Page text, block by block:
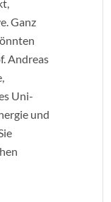
Ganz
Andreas
Uni-
und